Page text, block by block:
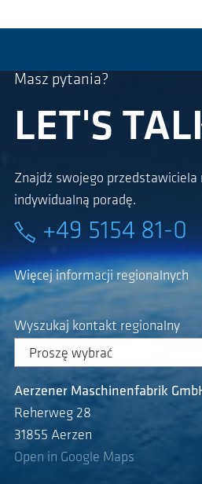
Masz pytania?
LET'S
Znajdź swojego przedstawiciela
indywidualną poradę.
+49 5154 81-0
Więcej informacji regionalnych
Wyszukaj kontakt regionalny
Aerzener Maschinenfabrik
Reherweg 28
31855 Aerzen
Open in Google Maps